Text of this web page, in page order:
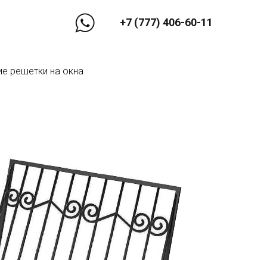
+7 (777) 406-60-11
решетки на окна